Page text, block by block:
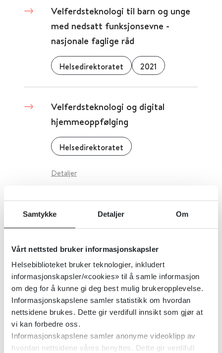
Samtykke Detaljer Om
Vårt nettsted bruker informasjonskapsler
Helsebiblioteket bruker teknologier, inkludert
informasjonskapsler/«cookies» til å samle informasjon
om deg for å kunne gi deg best mulig brukeropplevelse.
Informasjonskapslene samler statistikk om hvordan
nettsidene brukes. Dette gir verdifull innsikt som gjør at
vi kan forbedre oss.
Informasjonskapslene samler anonyme videoklipp av
hvordan nettsidene våres benyttes. Dette gir verdifull
Velferdsteknologi til barn og unge
med nedsatt funksjonsevne -
nasjonale faglige råd
Helsedirektoratet 2021
Velferdsteknologi og digital
hjemmeoppfølging
Helsedirektoratet
Detaljer
Velferdsteknologi i praksis
Velferdsteknologi hos
Omsorgsbiblioteket
2020
Detaljer